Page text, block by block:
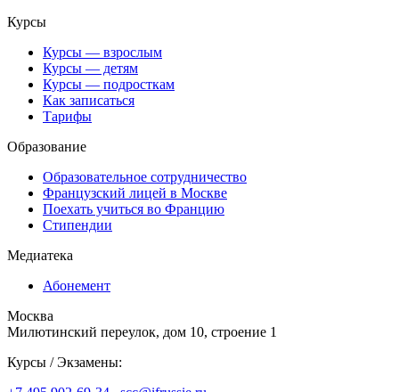
Курсы
Курсы — взрослым
Курсы — детям
Курсы — подросткам
Как записаться
Тарифы
Образование
Образовательное сотрудничество
Французский лицей в Москве
Поехать учиться во Францию
Стипендии
Медиатека
Абонемент
Москва
Милютинский переулок, дом 10, строение 1
Курсы / Экзамены: